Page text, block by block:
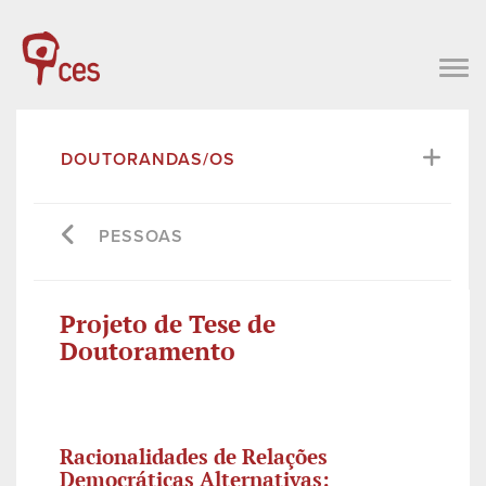
DOUTORANDAS/OS
PESSOAS
Projeto de Tese de
Doutoramento
Racionalidades de Relações
Democráticas Alternativas: